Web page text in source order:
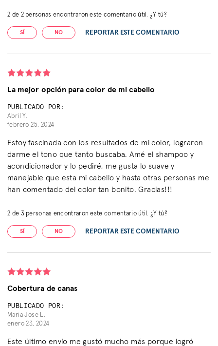
2 de 2personas encontraron este comentario útil. ¿Y tú?
SÍ NO REPORTAR ESTE COMENTARIO
La mejor opción para color de mi cabello
PUBLICADO POR:
Abril Y.
febrero 25, 2024
Estoy fascinada con los resultados de mi color, lograron
darme el tono que tanto buscaba. Amé el shampoo y
acondicionador y lo pediré, me gusta lo suave y
manejable que esta mi cabello y hasta otras personas me
han comentado del color tan bonito. Gracias!!!
2 de 3personas encontraron este comentario útil. ¿Y tú?
SÍ NO REPORTAR ESTE COMENTARIO
Cobertura de canas
PUBLICADO POR:
Maria Jose L.
enero 23, 2024
Este último envío me gustó mucho más porque logró